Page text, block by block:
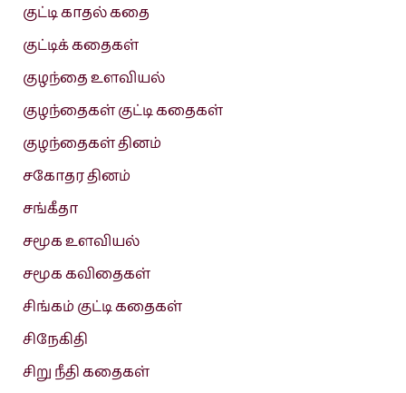
குட்டி காதல் கதை
குட்டிக் கதைகள்
குழந்தை உளவியல்
குழந்தைகள் குட்டி கதைகள்
குழந்தைகள் தினம்
சகோதர தினம்
சங்கீதா
சமூக உளவியல்
சமூக கவிதைகள்
சிங்கம் குட்டி கதைகள்
சிநேகிதி
சிறு நீதி கதைகள்